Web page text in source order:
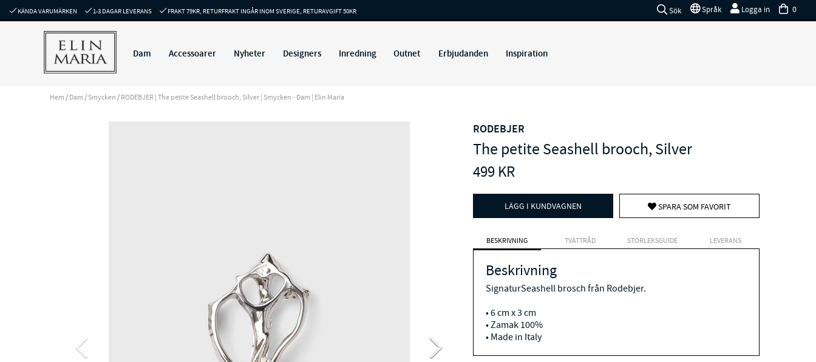
KÄNDA VARUMÄRKEN 1-3 DAGAR LEVERANS FRAKT 79KR, RETURFRAKT INGÅR INOM SVERIGE, RETURAVGIFT 50KR 0
Logga in
Språk
Sök
Dam Accessoarer Nyheter Designers Inredning Outnet Erbjudanden Inspiration
Hem /Dam /Smycken /RODEBJER | The petite Seashell brooch, Silver | Smycken - Dam | Elin Maria
RODEBJER
The petite Seashell brooch, Silver
499KR
LÄGG I KUNDVAGNEN SPARA SOM FAVORIT
BESKRIVNING TVÄTTRÅD STORLEKSGUIDE LEVERANS
Beskrivning
SignaturSeashell brosch från Rodebjer.
• 6 cm x 3 cm
• Zamak 100%
• Made in Italy